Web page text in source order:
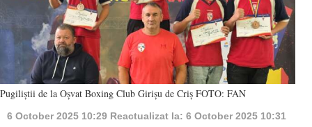
Pugiliștii de la Oșvat Boxing Club Girișu de Criș FOTO: FAN
6 October 2025 10:29 Reactualizat la: 6 October 2025 10:31